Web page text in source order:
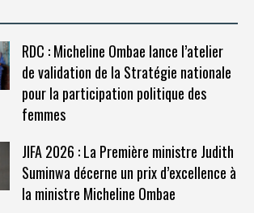
RDC : Micheline Ombae lance l’atelier
de validation de la Stratégie nationale
pour la participation politique des
femmes
JIFA 2026 : La Première ministre Judith
Suminwa décerne un prix d’excellence à
la ministre Micheline Ombae